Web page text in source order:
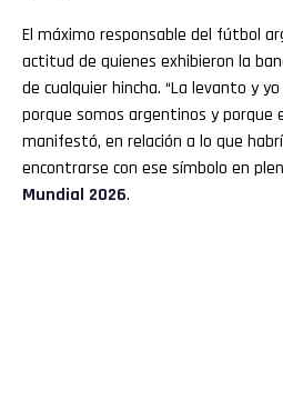
El máximo responsable del fútbol
actitud de quienes exhibieron la
de cualquier hincha. “La levanto y
porque somos argentinos y porque
manifestó, en relación a lo que
encontrarse con ese símbolo en
Mundial 2026.